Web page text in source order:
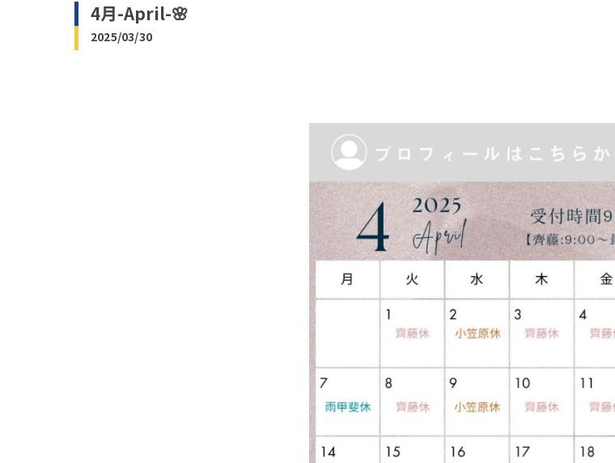
4月-April-🌸
2025/03/30